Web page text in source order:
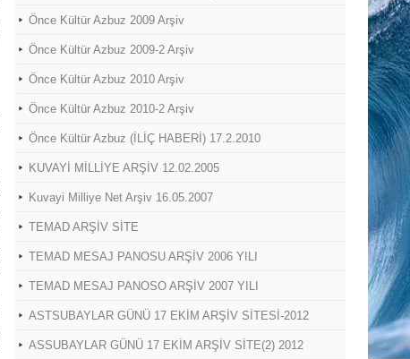
Önce Kültür Azbuz 2009 Arşiv
Önce Kültür Azbuz 2009-2 Arşiv
Önce Kültür Azbuz 2010 Arşiv
Önce Kültür Azbuz 2010-2 Arşiv
Önce Kültür Azbuz (İLİÇ HABERİ) 17.2.2010
KUVAYİ MİLLİYE ARŞİV 12.02.2005
Kuvayi Milliye Net Arşiv 16.05.2007
TEMAD ARŞİV SİTE
TEMAD MESAJ PANOSU ARŞİV 2006 YILI
TEMAD MESAJ PANOSO ARŞİV 2007 YILI
ASTSUBAYLAR GÜNÜ 17 EKİM ARŞİV SİTESİ-2012
ASSUBAYLAR GÜNÜ 17 EKİM ARŞİV SİTE(2) 2012